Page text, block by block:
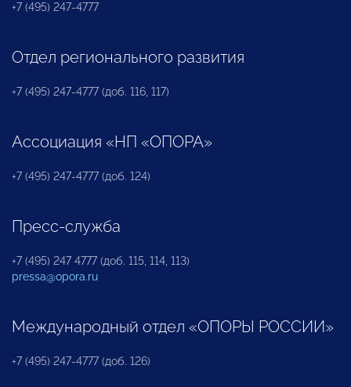
+7 (495) 247-4777
Отдел регионального развития
+7 (495) 247-4777 (доб. 116, 117)
Ассоциация «НП «ОПОРА»
+7 (495) 247-4777 (доб. 124)
Пресс-служба
+7 (495) 247 4777 (доб. 115, 114, 113)
pressa@opora.ru
Международный отдел «ОПОРЫ РОССИИ»
+7 (495) 247-4777 (доб. 126)